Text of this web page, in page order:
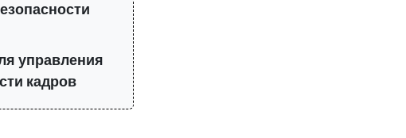
управления
кадров